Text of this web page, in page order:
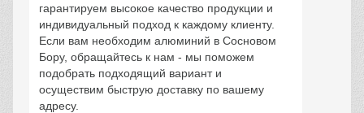
гарантируем высокое качество продукции и
индивидуальный подход к каждому клиенту.
Если вам необходим алюминий в Сосновом
Бору, обращайтесь к нам - мы поможем
подобрать подходящий вариант и
осуществим быструю доставку по вашему
адресу.